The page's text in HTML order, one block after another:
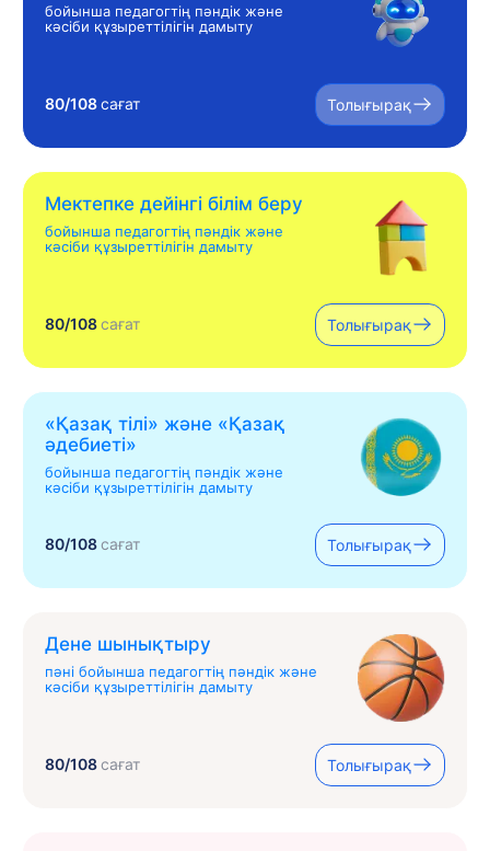
бойынша педагогтің пәндік және
кәсіби құзыреттілігін дамыту
80/108сағат Толығырақ
Мектепке дейінгі білім беру
бойынша педагогтің пәндік және
кәсіби құзыреттілігін дамыту
80/108сағат Толығырақ
«Қазақ тілі» жəне «Қазақ
əдебиеті»
бойынша педагогтің пәндік және
кәсіби құзыреттілігін дамыту
80/108сағат Толығырақ
Дене шынықтыру
пәні бойынша педагогтің пәндік және
кәсіби құзыреттілігін дамыту
80/108сағат Толығырақ